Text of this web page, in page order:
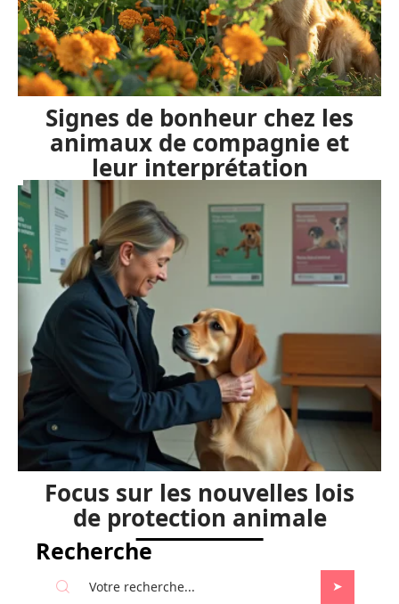
Signes de bonheur chez les
animaux de compagnie et
leur interprétation
Focus sur les nouvelles lois
de protection animale
Recherche